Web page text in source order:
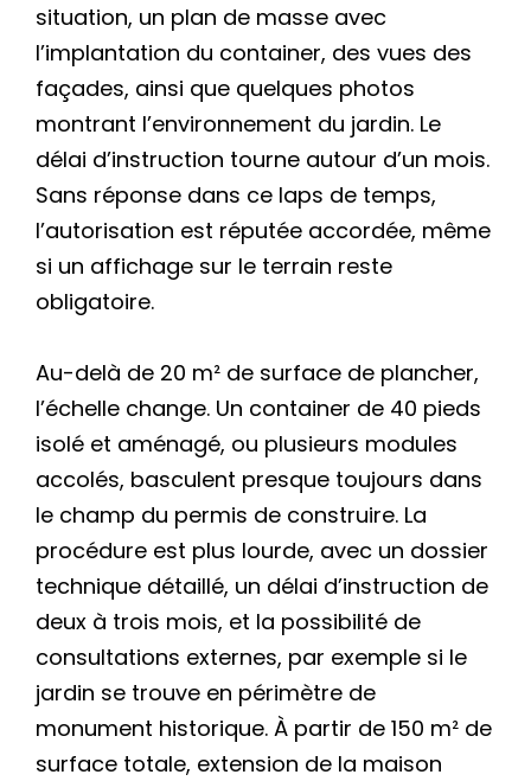
situation, un plan de masse avec
l’implantation du container, des vues des
façades, ainsi que quelques photos
montrant l’environnement du jardin. Le
délai d’instruction tourne autour d’un mois.
Sans réponse dans ce laps de temps,
l’autorisation est réputée accordée, même
si un affichage sur le terrain reste
obligatoire.
Au-delà de 20 m² de surface de plancher,
l’échelle change. Un container de 40 pieds
isolé et aménagé, ou plusieurs modules
accolés, basculent presque toujours dans
le champ du permis de construire. La
procédure est plus lourde, avec un dossier
technique détaillé, un délai d’instruction de
deux à trois mois, et la possibilité de
consultations externes, par exemple si le
jardin se trouve en périmètre de
monument historique. À partir de 150 m² de
surface totale, extension de la maison